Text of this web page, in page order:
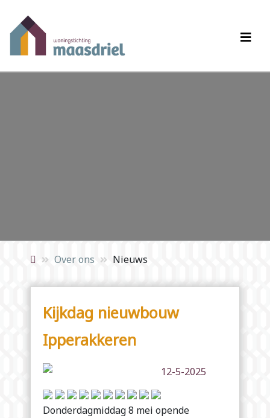
Over ons Nieuws
Kijkdag nieuwbouw
Ipperakkeren
12-5-2025
Donderdagmiddag 8 mei opende